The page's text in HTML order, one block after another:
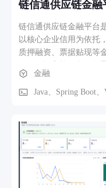
链信通供应链金融
链信通供应链金融平台
以核心企业信用为依托
质押融资、票据贴现等
理，帮助中小微企业解决融资
块： 1. 融资申请与进度
工复核双通道） 5. 电
计划管理（等额本息/
8. 逾期预警与贷后监控
金融
Java、Spring Boot、